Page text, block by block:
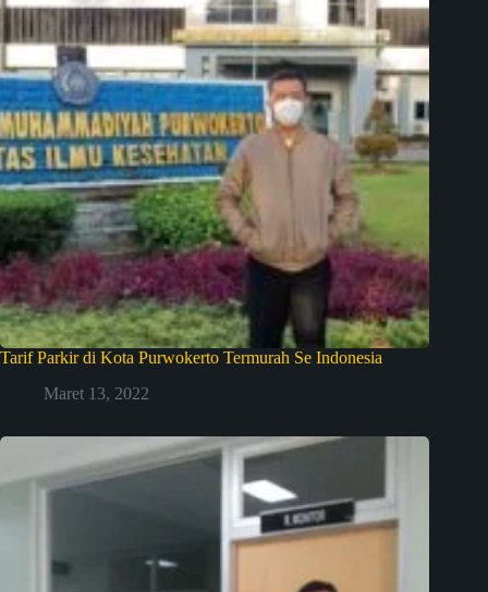
Tarif Parkir di Kota Purwokerto Termurah Se Indonesia
Maret 13, 2022